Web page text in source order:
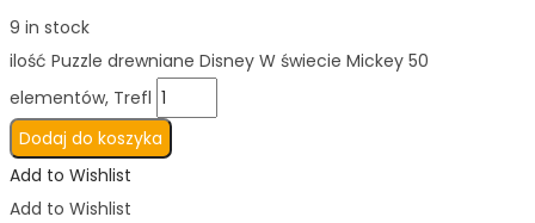
9 in stock
ilość Puzzle drewniane Disney W świecie Mickey 50
elementów, Trefl
Dodaj do koszyka
Add to Wishlist
Add to Wishlist